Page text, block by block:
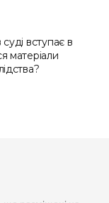
вступає в
матеріали